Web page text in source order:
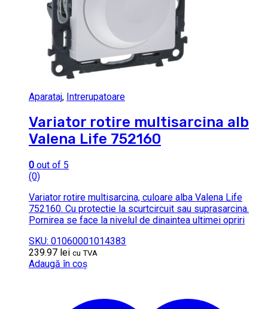
Aparataj, Intrerupatoare
Variator rotire multisarcina alb
Valena Life 752160
0 out of 5
(0)
Variator rotire multisarcina, culoare alba Valena Life
752160. Cu protectie la scurtcircuit sau suprasarcina.
Pornirea se face la nivelul de dinaintea ultimei opriri
SKU: 01060001014383
239.97 lei cu TVA
Adaugă în coș